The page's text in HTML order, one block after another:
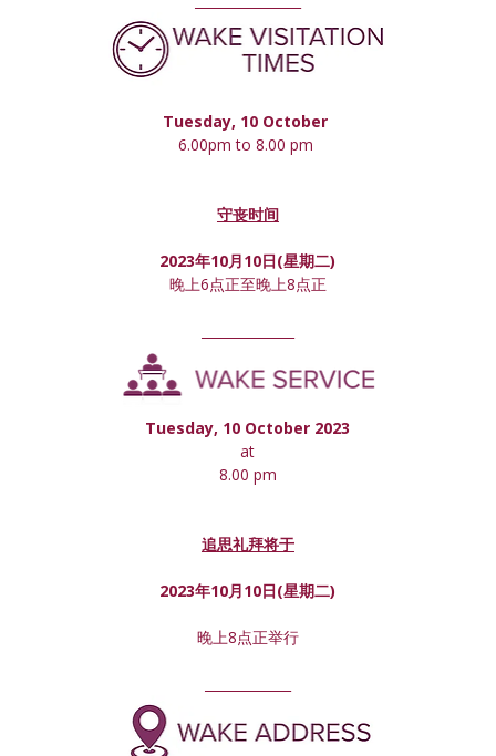
Tuesday, 10 October
6.00pm to 8.00 pm
守丧时间
2023年10月10日(星期二)
晚上6点正至晚上8点正
Tuesday, 10 October 2023
at
8.00 pm
追思礼拜将于
2023年10月10日(星期二)
晚上8点正举行